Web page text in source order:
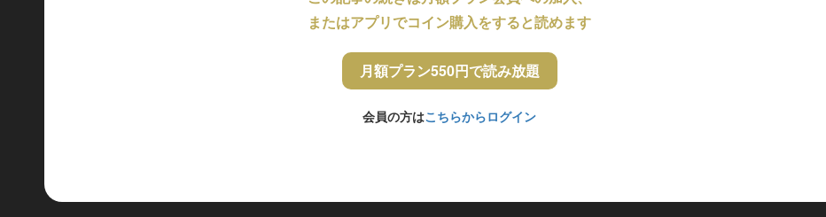
またはアプリでコイン購入をすると読めます
月額プラン550円で読み放題
会員の方はこちらからログイン